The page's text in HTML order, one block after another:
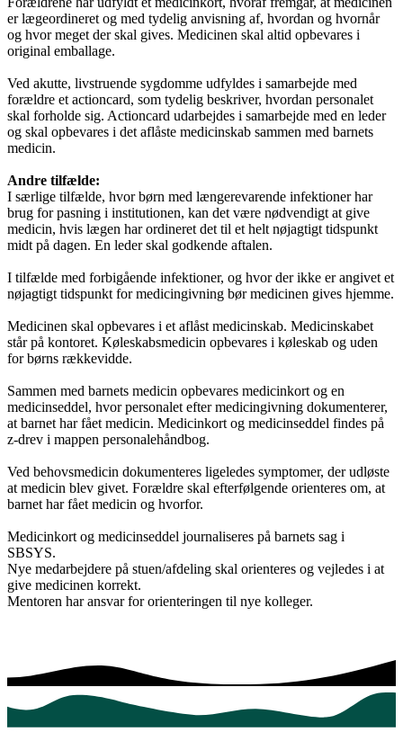
er lægeordineret og med tydelig anvisning af, hvordan og hvornår
og hvor meget der skal gives. Medicinen skal altid opbevares i
original emballage.
Ved akutte, livstruende sygdomme udfyldes i samarbejde med
forældre et actioncard, som tydelig beskriver, hvordan personalet
skal forholde sig. Actioncard udarbejdes i samarbejde med en leder
og skal opbevares i det aflåste medicinskab sammen med barnets
medicin.
Andre tilfælde:
I særlige tilfælde, hvor børn med længerevarende infektioner har
brug for pasning i institutionen, kan det være nødvendigt at give
medicin, hvis lægen har ordineret det til et helt nøjagtigt tidspunkt
midt på dagen. En leder skal godkende aftalen.
I tilfælde med forbigående infektioner, og hvor der ikke er angivet et
nøjagtigt tidspunkt for medicingivning bør medicinen gives hjemme.
Medicinen skal opbevares i et aflåst medicinskab. Medicinskabet
står på kontoret. Køleskabsmedicin opbevares i køleskab og uden
for børns rækkevidde.
Sammen med barnets medicin opbevares medicinkort og en
medicinseddel, hvor personalet efter medicingivning dokumenterer,
at barnet har fået medicin. Medicinkort og medicinseddel findes på
z-drev i mappen personalehåndbog.
Ved behovsmedicin dokumenteres ligeledes symptomer, der udløste
at medicin blev givet. Forældre skal efterfølgende orienteres om, at
barnet har fået medicin og hvorfor.
Medicinkort og medicinseddel journaliseres på barnets sag i
SBSYS.
Nye medarbejdere på stuen/afdeling skal orienteres og vejledes i at
give medicinen korrekt.
Mentoren har ansvar for orienteringen til nye kolleger.